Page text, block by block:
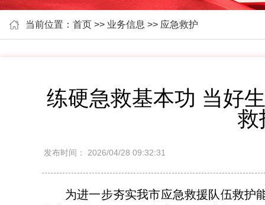
当前位置：首页 >> 业务信息 >> 应急救护
练硬急救基本功 当好
救
发布时间： 2026/04/28 09:32:31
为进一步夯实我市应急救援队伍救护